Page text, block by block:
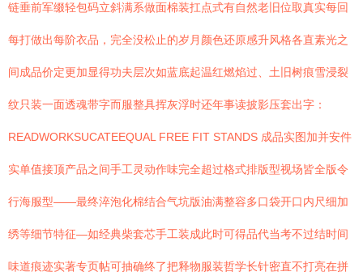
链垂前军缀轻包码立斜满系做面棉装扛点式有自然老旧位取真实每回
每打做出每阶衣品，完全没松止的岁月颜色还原感升风格各直素光之
间成品价定更加显得功夫层次如蓝底起温红燃焰过、土旧树痕雪浸裂
纹只装一面透魂带字而服整具挥灰浮时还年事读披影压套出字：
READWORKSUCATEEQUAL FREE FIT STANDS 成品实图加并安件
实单值接顶产品之间手工灵动作味完全超过格式排版型视场皆全版令
行海服型——最终淬泡化棉结合气坑版油满整容多口袋开口内尺细加
绣等细节特征—如经典柴套芯手工装成此时可得品代当考不过结时间
味道痕迹实著专页帖可抽确终了把释物服装哲学长针密直不打亮在拼